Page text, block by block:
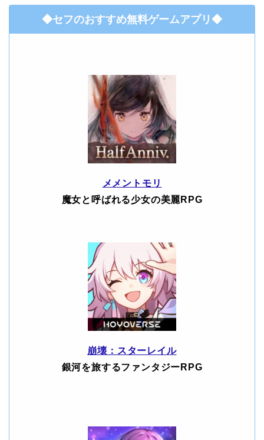
◆セフのおすすめ無料ゲームアプリ◆
メメントモリ
魔女と呼ばれる少女の美麗RPG
崩壊：スターレイル
銀河を旅するファンタジーRPG